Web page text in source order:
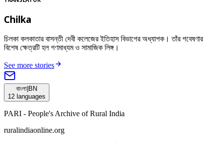
Chilka
চিলকা কলকাতার বাসন্তী দেবী কলেজের ইতিহাস বিভাগের অধ্যাপক। তাঁর গবেষণার
বিশেষ ক্ষেত্রটি হল গণমাধ্যম ও সামাজিক লিঙ্গ।
See more stories
বাংলা BN
12 languages
PARI - People's Archive of Rural India
ruralindiaonline.org